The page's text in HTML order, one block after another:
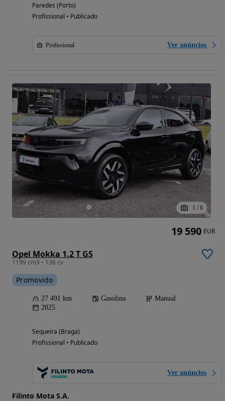
Paredes (Porto)
Profissional • Publicado
Profissional Ver anúncios
1 / 6
Opel Mokka 1.2 T GS
1199 cm3 • 136 cv
Promovido
27 491 km Gasolina
Manual
2025
Sequeira (Braga)
Profissional • Publicado
Ver anúncios
Filinto Mota S.A.
19 590 EUR